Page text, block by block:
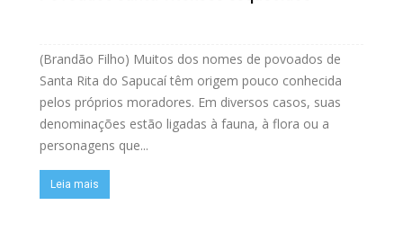
(Brandão Filho) Muitos dos nomes de povoados de
Santa Rita do Sapucaí têm origem pouco conhecida
pelos próprios moradores. Em diversos casos, suas
denominações estão ligadas à fauna, à flora ou a
personagens que...
Leia mais